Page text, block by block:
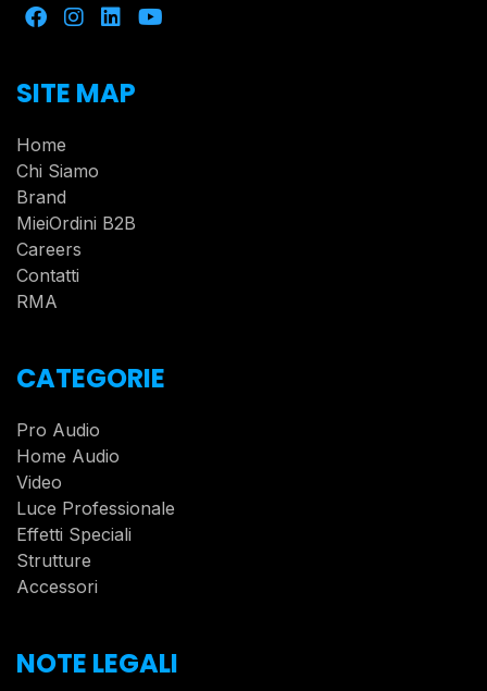
SITE MAP
Home
Chi Siamo
Brand
MieiOrdini B2B
Careers
Contatti
RMA
CATEGORIE
Pro Audio
Home Audio
Video
Luce Professionale
Effetti Speciali
Strutture
Accessori
NOTE LEGALI